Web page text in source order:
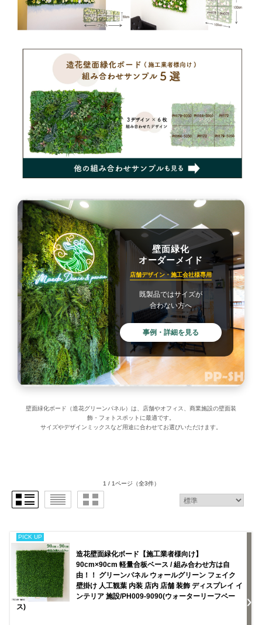
壁面緑化
オーダーメイド
店舗デザイン・施工会社様専用
既製品ではサイズが
合わない方へ
事例・詳細を見る
壁面緑化ボード（造花グリーンパネル）は、店舗やオフィス、商業施設の壁面装
飾・フォトスポットに最適です。
サイズやデザインミックスなど用途に合わせてお選びいただけます。
1 / 1ページ （全3件）
PICK UP
造花壁面緑化ボード【施工業者様向け】
90cm×90cm 軽量合板ベース / 組み合わせ方は自
由！！ グリーンパネル ウォールグリーン フェイク
壁掛け 人工観葉 内装 店内 店舗 装飾 ディスプレイ イ
ンテリア 施設/PH009-9090(ウォーターリーフベー
ス)